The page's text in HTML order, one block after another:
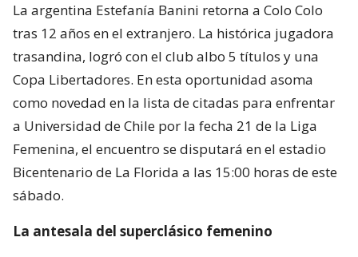
La argentina Estefanía Banini retorna a Colo Colo
tras 12 años en el extranjero. La histórica jugadora
trasandina, logró con el club albo 5 títulos y una
Copa Libertadores. En esta oportunidad asoma
como novedad en la lista de citadas para enfrentar
a Universidad de Chile por la fecha 21 de la Liga
Femenina, el encuentro se disputará en el estadio
Bicentenario de La Florida a las 15:00 horas de este
sábado.
La antesala del superclásico femenino